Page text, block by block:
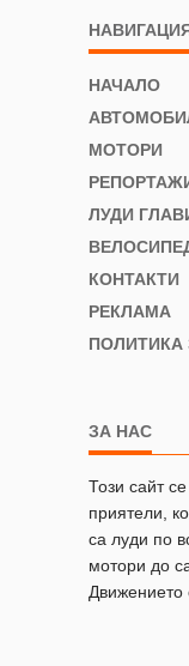
НАЧАЛО
МОТОРИ
ЛУДИ
КОНТАКТИ
РЕКЛАМА
ПОЛИТИКА
ЗА НАС
Този сайт
приятели,
са луди по
мотори до
Движението